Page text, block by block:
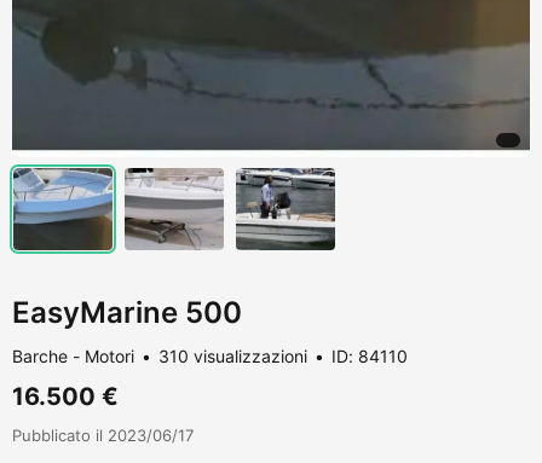
EasyMarine 500
Barche - Motori 310 visualizzazioni ID: 84110
16.500 €
Pubblicato il 2023/06/17